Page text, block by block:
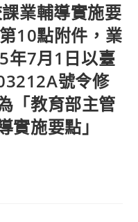
業輔導實施要
10點附件，業
年7月1日以臺
號令修
「教育部主管
實施要點」